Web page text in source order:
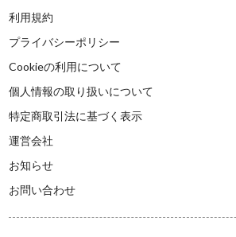
利用規約
プライバシーポリシー
Cookieの利用について
個人情報の取り扱いについて
特定商取引法に基づく表示
運営会社
お知らせ
お問い合わせ